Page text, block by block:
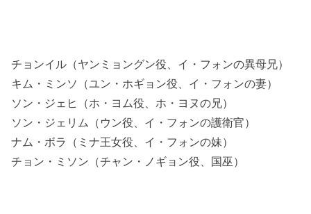
チョンイル（ヤンミョングン役、イ・フォンの異母兄）
キム・ミンソ（ユン・ホギョン役、イ・フォンの妻）
ソン・ジェヒ（ホ・ヨム役、ホ・ヨヌの兄）
ソン・ジェリム（ウン役、イ・フォンの護衛官）
ナム・ボラ（ミナ王女役、イ・フォンの妹）
チョン・ミソン（チャン・ノギョン役、国巫）